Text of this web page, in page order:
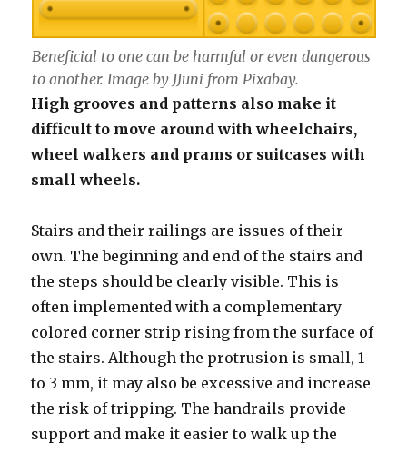
Beneficial to one can be harmful or even dangerous
to another. Image by JJuni from Pixabay.
High grooves and patterns also make it
difficult to move around with wheelchairs,
wheel walkers and prams or suitcases with
small wheels.
Stairs and their railings are issues of their
own. The beginning and end of the stairs and
the steps should be clearly visible. This is
often implemented with a complementary
colored corner strip rising from the surface of
the stairs. Although the protrusion is small, 1
to 3 mm, it may also be excessive and increase
the risk of tripping. The handrails provide
support and make it easier to walk up the